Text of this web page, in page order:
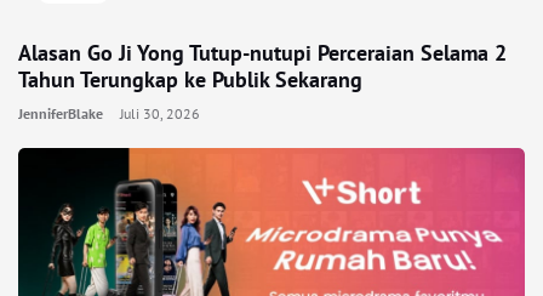
Alasan Go Ji Yong Tutup-nutupi Perceraian Selama 2
Tahun Terungkap ke Publik Sekarang
JenniferBlake Juli 30, 2026